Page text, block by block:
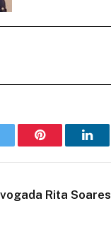
Pinterest
Rita Soares